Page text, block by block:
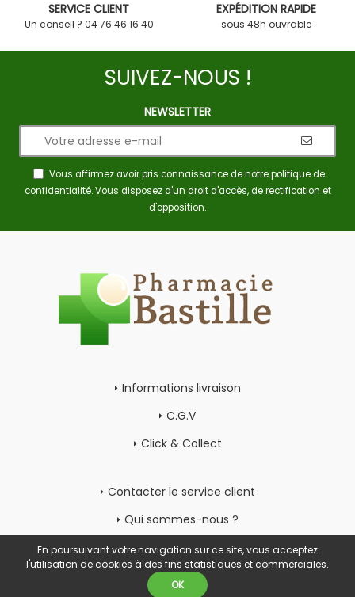
SERVICE CLIENT
Un conseil ? 04 76 46 16 40
EXPÉDITION RAPIDE
sous 48h ouvrable
SUIVEZ-NOUS !
NEWSLETTER
Vous affirmez avoir pris connaissance de notrepolitique de
confidentialité. Vous disposez d'un droit d'accès, de rectification et
d'opposition.
Informations livraison
C.G.V
Click & Collect
Contacter le service client
Qui sommes-nous ?
Mon compte
En poursuivant votre navigation sur ce site, vous acceptez
l'utilisation de cookies à des fins statistiques et commerciales.
OK